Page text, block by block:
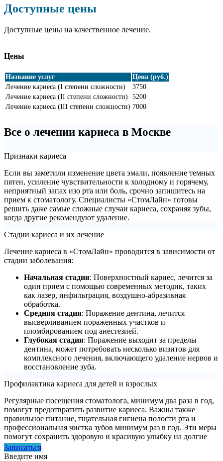
Доступные цены
Доступные цены на качественное лечение.
Цены
Название услуг
Цена (руб.)
Лечение кариеса (I степени сложности)
3750
Лечение кариеса (II степени сложности)
5200
Лечение кариеса (III степени сложности) 7000
Все о лечении кариеса в Москве
Признаки кариеса
Если вы заметили изменение цвета эмали, появление темных
пятен, усиление чувствительности к холодному и горячему,
неприятный запах изо рта или боль, срочно запишитесь на
прием к стоматологу. Специалисты «СтомЛайн» готовы
решить даже самые сложные случаи кариеса, сохраняя зубы,
когда другие рекомендуют удаление.
Стадии кариеса и их лечение
Лечение кариеса в «СтомЛайн» проводится в зависимости от
стадии заболевания:
Начальная стадия: Поверхностный кариес, лечится за
один прием с помощью современных методик, таких
как лазер, инфильтрация, воздушно-абразивная
обработка.
Средняя стадия: Поражение дентина, лечится
высверливанием пораженных участков и
пломбированием под анестезией.
Глубокая стадия: Поражение выходит за пределы
дентина, может потребовать несколько визитов для
комплексного лечения, включающего удаление нервов и
восстановление зуба.
Профилактика кариеса для детей и взрослых
Регулярные посещения стоматолога, минимум два раза в год,
помогут предотвратить развитие кариеса. Важны также
правильное питание, тщательная гигиена полости рта и
профессиональная чистка зубов минимум раз в год. Эти меры
помогут сохранить здоровую и красивую улыбку на долгие
годы.
Записаться
Введите имя